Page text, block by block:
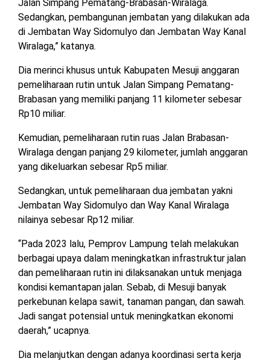
DPRD
TULANG
BAWANG
DPRD
WAYKANAN
PERIKLANAN
PRIVASI
MEDIA
MEDIA
SIBER
KAMI
Jalan Simpang Pematang-Brabasan-Wiralaga.
Sedangkan, pembangunan jembatan yang dilakukan ada
di Jembatan Way Sidomulyo dan Jembatan Way Kanal
Wiralaga,” katanya.
Dia merinci khusus untuk Kabupaten Mesuji anggaran
pemeliharaan rutin untuk Jalan Simpang Pematang-
Brabasan yang memiliki panjang 11 kilometer sebesar
Rp10 miliar.
Kemudian, pemeliharaan rutin ruas Jalan Brabasan-
Wiralaga dengan panjang 29 kilometer, jumlah anggaran
yang dikeluarkan sebesar Rp5 miliar.
Sedangkan, untuk pemeliharaan dua jembatan yakni
Jembatan Way Sidomulyo dan Way Kanal Wiralaga
nilainya sebesar Rp12 miliar.
“Pada 2023 lalu, Pemprov Lampung telah melakukan
berbagai upaya dalam meningkatkan infrastruktur jalan
dan pemeliharaan rutin ini dilaksanakan untuk menjaga
kondisi kemantapan jalan. Sebab, di Mesuji banyak
perkebunan kelapa sawit, tanaman pangan, dan sawah.
Jadi sangat potensial untuk meningkatkan ekonomi
daerah,” ucapnya.
Dia melanjutkan dengan adanya koordinasi serta kerja